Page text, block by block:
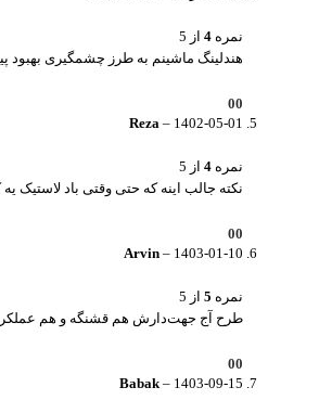
نمره 4 از 5
هندلینگ ماشینم به طرز چشمگیری بهبود
0
0
Reza – 1402-05-01
نمره 4 از 5
نکته جالب اینه که حتی وقتی باد لاستیک
0
0
Arvin – 1403-01-10
نمره 5 از 5
طرح آج جهت‌دارش هم قشنگه و هم عملکرد
0
0
Babak– 1403-09-15